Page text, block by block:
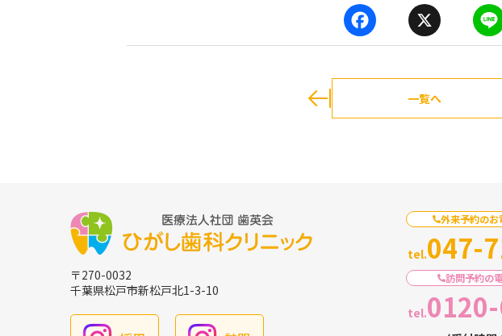
c
o
一覧へ
〒270-0032
千葉県松戸市新松戸北1-3-10
外来予約のお
tel.047-
訪問予約の
tel.